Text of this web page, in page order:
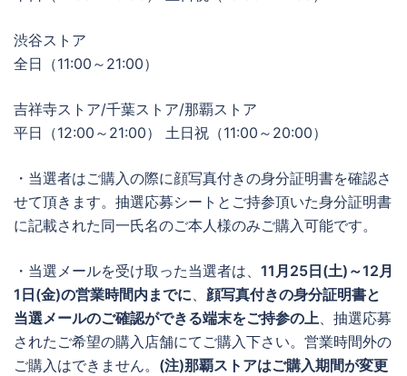
渋谷ストア
全日（11:00～21:00）
吉祥寺ストア/千葉ストア/那覇ストア
平日（12:00～21:00） 土日祝（11:00～20:00）
・当選者はご購入の際に顔写真付きの身分証明書を確認さ
せて頂きます。抽選応募シートとご持参頂いた身分証明書
に記載された同一氏名のご本人様のみご購入可能です。
・当選メールを受け取った当選者は、 11月25日(土)～12月
1日(金)の営業時間内までに、 顔写真付きの身分証明書と
当選メールのご確認ができる端末をご持参の上、抽選応募
されたご希望の購入店舗にてご購入下さい。営業時間外の
ご購入はできません。 (注)那覇ストアはご購入期間が変更